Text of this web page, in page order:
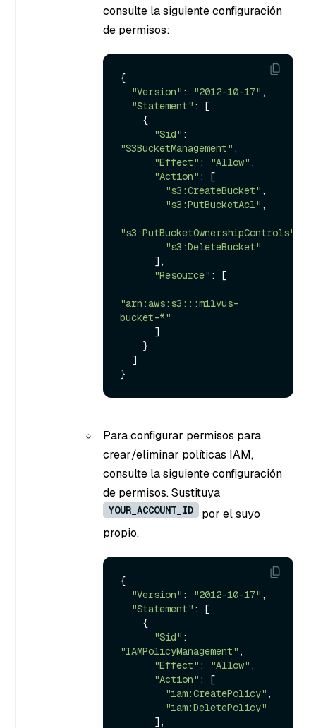
consulte la siguiente configuración
de permisos:
{
"Version" : "2012-10-17" ,
"Statement" : [
"Sid"
"S3BucketManagement" ,
"Effect" : "Allow" ,
"Action" : [
"s3:CreateBucket" ,
"s3:PutBucketAcl" ,
"s3:PutBucketOwnershipControls"
"s3:DeleteBucket"
"Resource" : [
"arn:aws:s3:::milvus-
bucket-*"
Para configurar permisos para
crear/eliminar políticas IAM,
consulte la siguiente configuración
de permisos. Sustituya
YOUR_ACCOUNT_ID
por el suyo
propio.
{
"Version" : "2012-10-17" ,
"Statement" : [
"Sid"
"IAMPolicyManagement" ,
"Effect" : "Allow" ,
"Action" : [
"iam:CreatePolicy" ,
"iam:DeletePolicy"